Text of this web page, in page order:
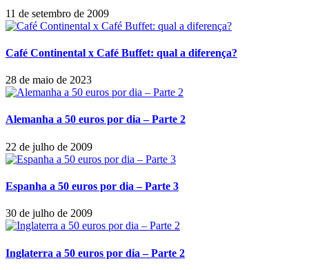
11 de setembro de 2009
Café Continental x Café Buffet: qual a diferença?
28 de maio de 2023
Alemanha a 50 euros por dia – Parte 2
22 de julho de 2009
Espanha a 50 euros por dia – Parte 3
30 de julho de 2009
Inglaterra a 50 euros por dia – Parte 2